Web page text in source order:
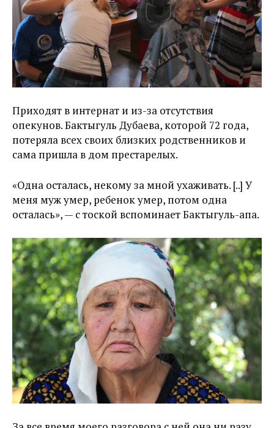
Приходят в интернат и из-за отсутствия
опекунов. Бактыгуль Дубаева, которой 72 года,
потеряла всех своих близких родственников и
сама пришла в дом престарелых.
«Одна осталась, некому за мной ухаживать. [..] У
меня муж умер, ребенок умер, потом одна
осталась», — с тоской вспоминает Бактыгуль-апа.